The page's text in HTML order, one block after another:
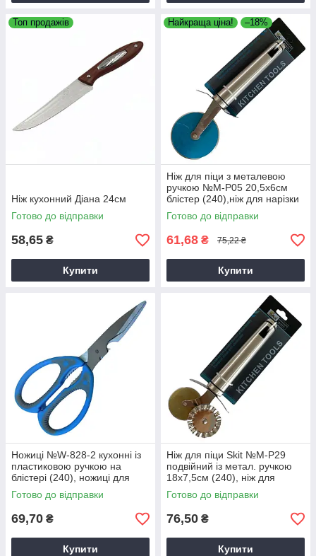
Топ продажів
Ніж кухонний Діана 24см
Готово до відправки
58,65 ₴
Купити
Найкраща ціна! –18%
Ніж для піци з металевою
ручкою №М-Р05 20,5х6см
блістер (240),ніж для нарізки
піци
Готово до відправки
61,68 ₴ 75,22 ₴
Купити
Ножиці №W-828-2 кухонні із
пластиковою ручкою на
блістері (240), ножиці для
кухні
Готово до відправки
69,70 ₴
Купити
Ніж для піци Skit №М-Р29
подвійний із метал. ручкою
18х7,5см (240), ніж для
нарізки піци
Готово до відправки
76,50 ₴
Купити